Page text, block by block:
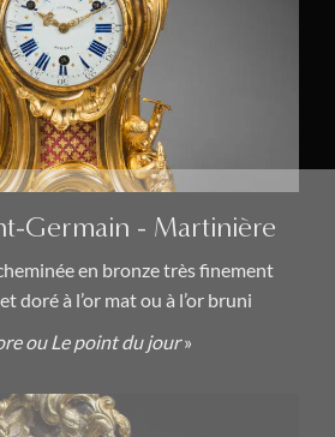
Germain - Martinière
en bronze très finement
doré à l’or mat ou à l’or bruni
ou Le point du jour»